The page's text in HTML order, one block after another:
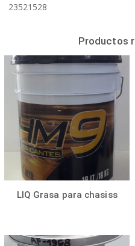
23521528
Productos
LIQ Grasa para chasiss